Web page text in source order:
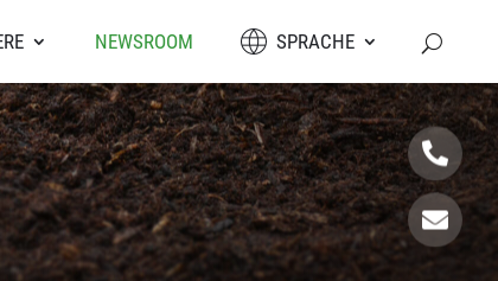
NEWSROOM SPRACHE

